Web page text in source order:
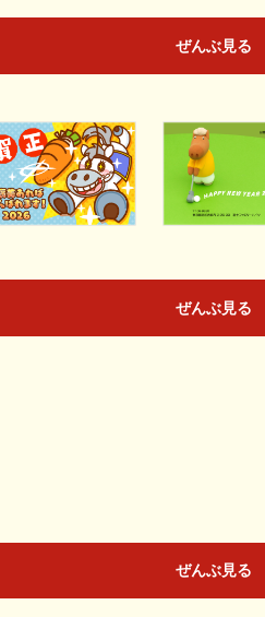
ぜんぶ見る
ぜんぶ見る
ぜんぶ見る